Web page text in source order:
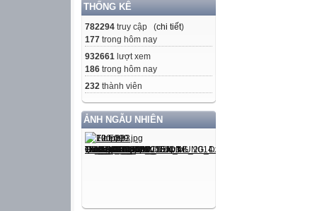
THỐNG KÊ
782294 truy cập (chi tiết)
177 trong hôm nay
932661 lượt xem
186 trong hôm nay
232 thành viên
ẢNH NGẪU NHIÊN